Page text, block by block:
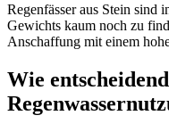
Regenfässer aus Stein sind
Gewichts kaum noch zu
Anschaffung mit einem
Wie